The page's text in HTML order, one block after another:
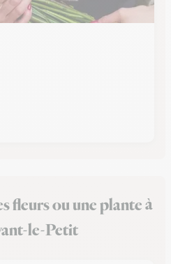
fleurs ou une plante à
le-Petit